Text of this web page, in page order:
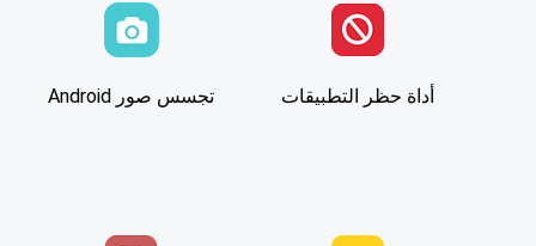
تجسس صور Android أداة حظر التطبيقات